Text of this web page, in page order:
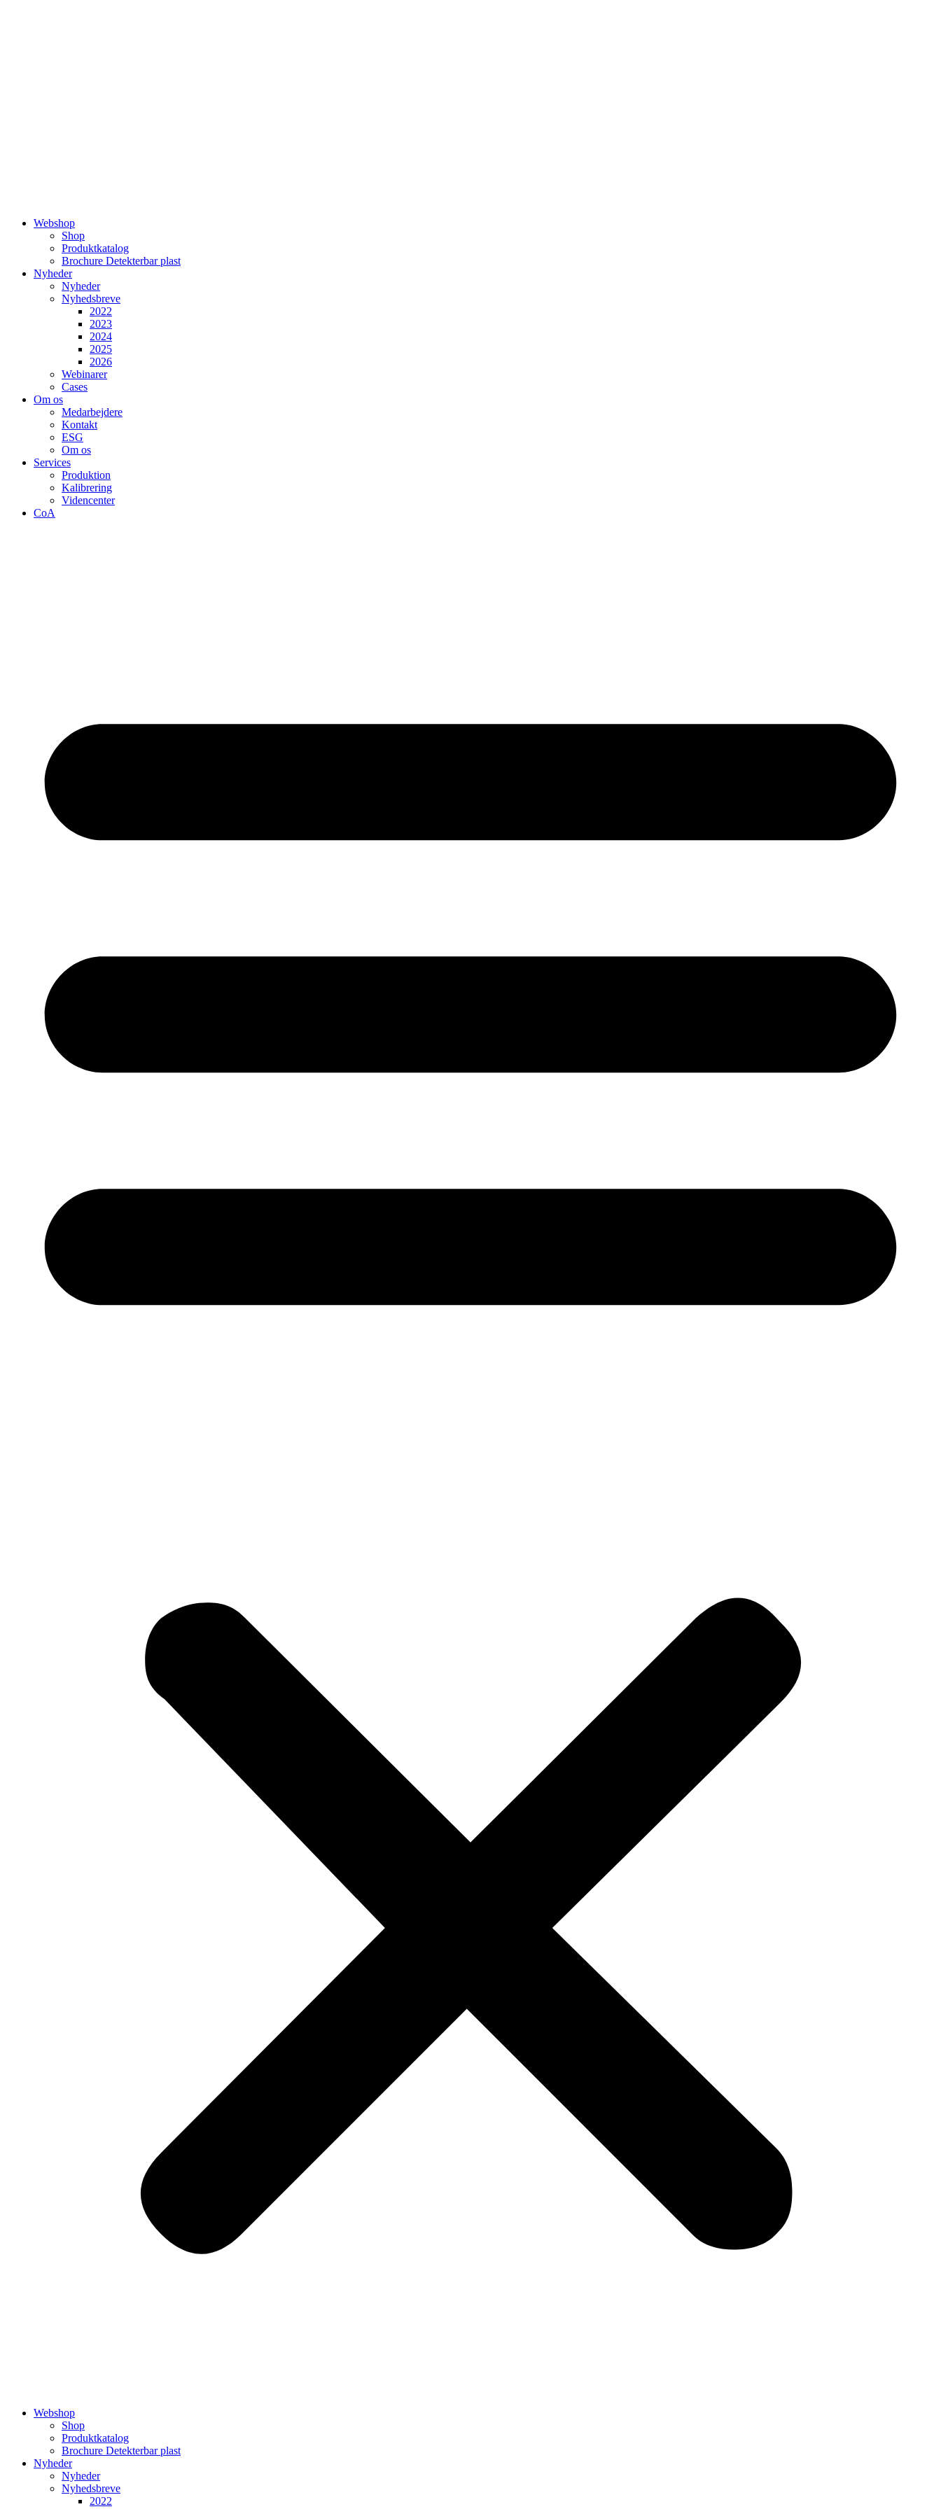
Webshop
Shop
Produktkatalog
Brochure Detekterbar plast
Nyheder
Nyheder
Nyhedsbreve
2022
2023
2024
2025
2026
Webinarer
Cases
Om os
Medarbejdere
Kontakt
ESG
Om os
Services
Produktion
Kalibrering
Videncenter
CoA
Webshop
Shop
Produktkatalog
Brochure Detekterbar plast
Nyheder
Nyheder
Nyhedsbreve
2022